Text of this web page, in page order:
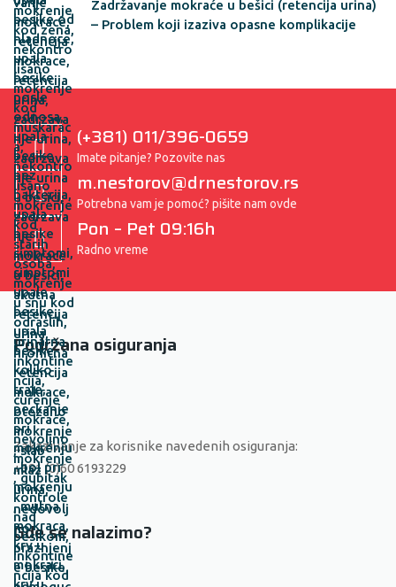
Zadržavanje mokraće u bešici (retencija urina)
– Problem koji izaziva opasne komplikacije
(+381) 011/396-0659
Imate pitanje? Pozovite nas
m.nestorov@drnestorov.rs
Potrebna vam je pomoć? pišite nam ovde
Pon – Pet 09:16h
Radno vreme
Podržana osiguranja
Zakazivanje za korisnike navedenih osiguranja:
+381 (0)60 6193229
Gde se nalazimo?